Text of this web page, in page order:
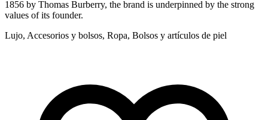
1856 by Thomas Burberry, the brand is underpinned by the strong
values of its founder.
Lujo, Accesorios y bolsos, Ropa, Bolsos y artículos de piel